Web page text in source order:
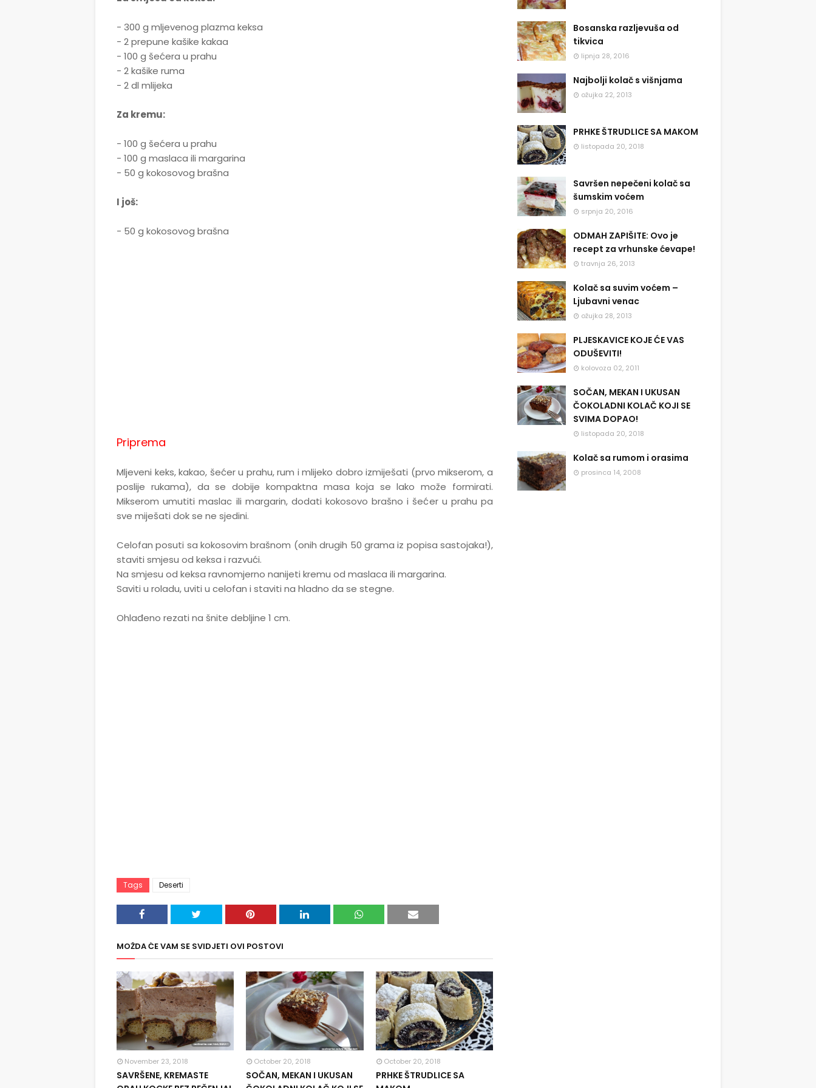
- 300 g mljevenog plazma keksa
- 2 prepune kašike kakaa
- 100 g šećera u prahu
- 2 kašike ruma
- 2 dl mlijeka
Za kremu:
- 100 g šećera u prahu
- 100 g maslaca ili margarina
- 50 g kokosovog brašna
I još:
- 50 g kokosovog brašna
Priprema
Mljeveni keks, kakao, šećer u prahu, rum i mlijeko dobro izmiješati (prvo mikserom, a
poslije rukama), da se dobije kompaktna masa koja se lako može formirati.
Mikserom umutiti maslac ili margarin, dodati kokosovo brašno i šećer u prahu pa
sve miješati dok se ne sjedini.
Celofan posuti sa kokosovim brašnom (onih drugih 50 grama iz popisa sastojaka!),
staviti smjesu od keksa i razvući.
Na smjesu od keksa ravnomjerno nanijeti kremu od maslaca ili margarina.
Saviti u roladu, uviti u celofan i staviti na hladno da se stegne.
Ohlađeno rezati na šnite debljine 1 cm.
Tags Deserti
MOŽDA ĆE VAM SE SVIDJETI OVI POSTOVI
November 23, 2018
SAVRŠENE, KREMASTE
October 20, 2018
SOČAN, MEKAN I UKUSAN
October 20, 2018
PRHKE ŠTRUDLICE SA
Bosanska razljevuša od
tikvica
lipnja 28, 2016
Najbolji kolač s višnjama
ožujka 22, 2013
PRHKE ŠTRUDLICE SA MAKOM
listopada 20, 2018
Savršen nepečeni kolač sa
šumskim voćem
srpnja 20, 2016
ODMAH ZAPIŠITE: Ovo je
recept za vrhunske ćevape!
travnja 26, 2013
Kolač sa suvim voćem –
Ljubavni venac
ožujka 28, 2013
PLJESKAVICE KOJE ĆE VAS
ODUŠEVITI!
kolovoza 02, 2011
SOČAN, MEKAN I UKUSAN
ČOKOLADNI KOLAČ KOJI SE
SVIMA DOPAO!
listopada 20, 2018
Kolač sa rumom i orasima
prosinca 14, 2008